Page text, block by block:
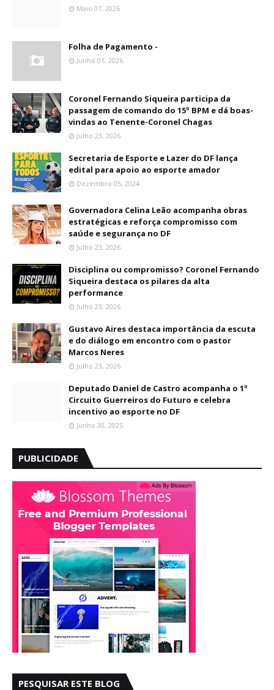
Maio 07, 2026
Folha de Pagamento -
Junho 01, 2026
Coronel Fernando Siqueira participa da
passagem de comando do 15º BPM e dá boas-
vindas ao Tenente-Coronel Chagas
Julho 23, 2026
Secretaria de Esporte e Lazer do DF lança
edital para apoio ao esporte amador
Dezembro 05, 2024
Governadora Celina Leão acompanha obras
estratégicas e reforça compromisso com
saúde e segurança no DF
Julho 23, 2026
Disciplina ou compromisso? Coronel Fernando
Siqueira destaca os pilares da alta
performance
Julho 23, 2026
Gustavo Aires destaca importância da escuta
e do diálogo em encontro com o pastor
Marcos Neres
Julho 23, 2026
Deputado Daniel de Castro acompanha o 1º
Circuito Guerreiros do Futuro e celebra
incentivo ao esporte no DF
Junho 30, 2025
PUBLICIDADE
PESQUISAR ESTE BLOG